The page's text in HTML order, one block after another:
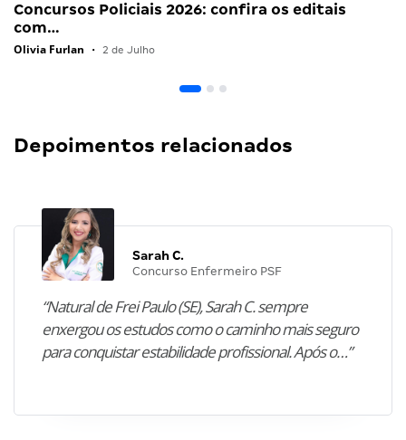
Concursos Policiais 2026: confira os editais
com…
Olivia Furlan • 2 de Julho
Depoimentos relacionados
Sarah C.
Concurso Enfermeiro PSF
“Natural de Frei Paulo (SE), Sarah C. sempre
enxergou os estudos como o caminho mais seguro
para conquistar estabilidade profissional. Após o…”